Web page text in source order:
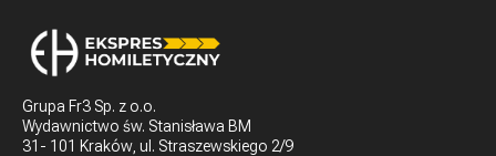
Grupa Fr3 Sp. z o.o.
Wydawnictwo św. Stanisława BM
31- 101 Kraków, ul. Straszewskiego 2/9